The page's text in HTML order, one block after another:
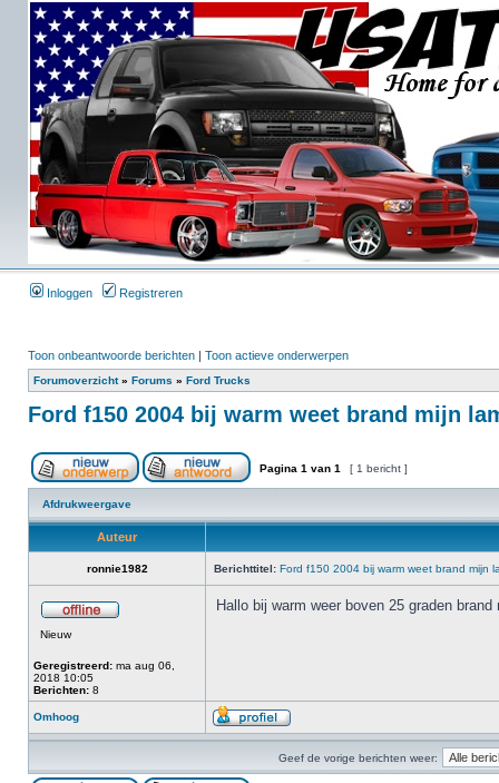
Inloggen Registreren
Toon onbeantwoorde berichten | Toon actieve onderwerpen
Forumoverzicht» Forums » Ford Trucks
Ford f150 2004 bij warm weet brand mijn
Pagina 1 van 1 [ 1 bericht ]
Afdrukweergave
Auteur
ronnie1982 Berichttitel: Ford f150 2004 bij warm weet brand mijn
Nieuw
Geregistreerd: ma aug 06,
2018 10:05
Berichten: 8
Hallo bij warm weer boven 25 graden
Omhoog
Geef de vorige berichten weer: